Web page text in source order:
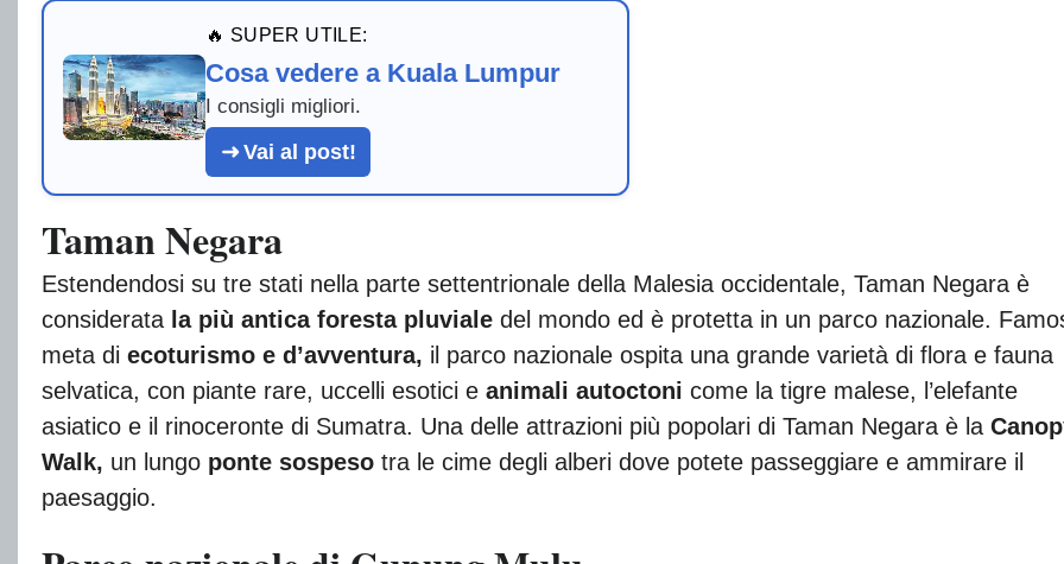
🔥 SUPER UTILE:
Cosa vedere a Kuala Lumpur
I consigli migliori.
Vai al post!
Taman Negara
Estendendosi su tre stati nella parte settentrionale della Malesia occidentale, Taman Negara è
considerata la più antica foresta pluviale del mondo ed è protetta in un parco nazionale.
meta di ecoturismo e d’avventura, il parco nazionale ospita una grande varietà di flora e fauna
selvatica, con piante rare, uccelli esotici e animali autoctoni come la tigre malese, l’elefante
asiatico e il rinoceronte di Sumatra. Una delle attrazioni più popolari di Taman Negara è la
Walk, un lungo ponte sospeso tra le cime degli alberi dove potete passeggiare e ammirare il
paesaggio.